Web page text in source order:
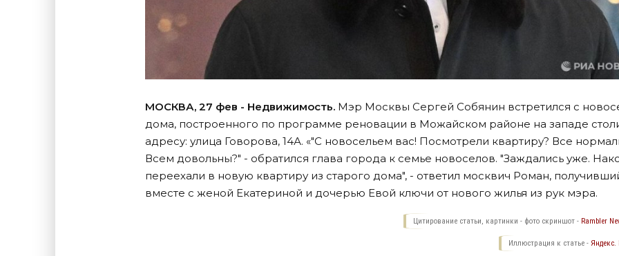
МОСКВА, 27 фев - Недвижимость. Мэр Москвы Сергей Собянин встретился с
дома, построенного по программе реновации в Можайском районе на западе
адресу: улица Говорова, 14А. «"С новосельем вас! Посмотрели квартиру? Все
Всем довольны?" - обратился глава города к семье новоселов. "Заждались уже.
переехали в новую квартиру из старого дома", - ответил москвич Роман,
вместе с женой Екатериной и дочерью Евой ключи от нового жилья из рук мэра.
Цитирование статьи, картинки - фото скриншот - Rambler
Иллюстрация к статье - Яндекс.